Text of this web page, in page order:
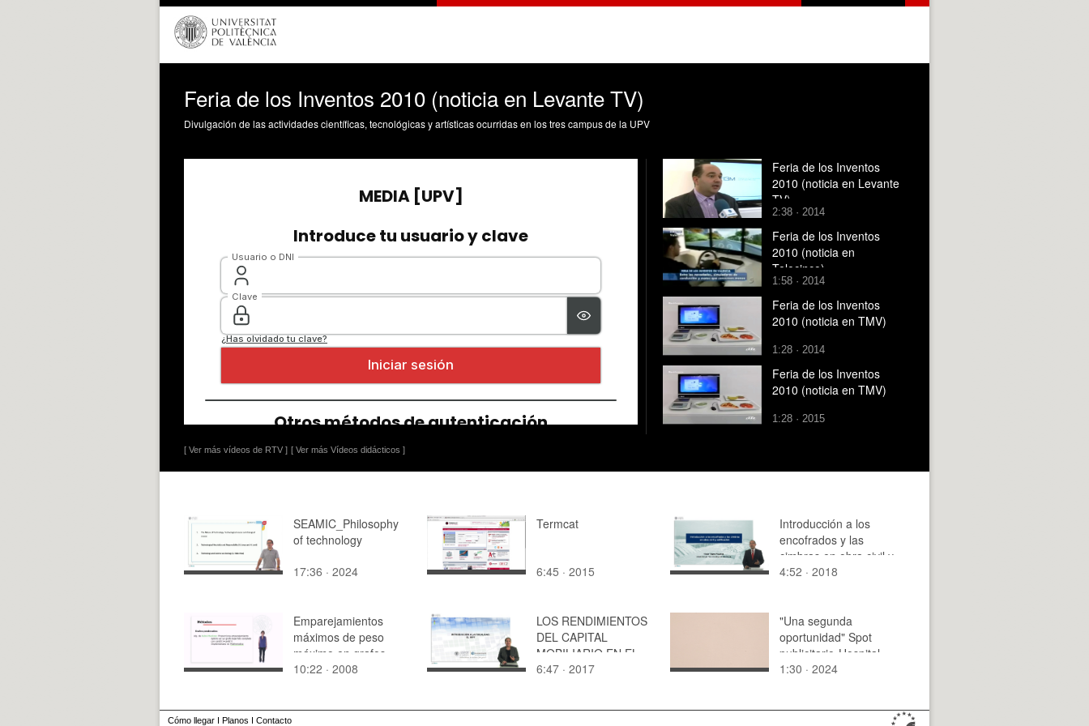
Feria de los Inventos 2010 (noticia en Levante TV)
Divulgación de las actividades científicas, tecnológicas y artísticas ocurridas en los tres campus de la UPV
[ Ver más vídeos de RTV ] [ Ver más Vídeos didácticos ]
Feria de los Inventos
2010 (noticia en Levante
TV)
2:38 · 2014
Feria de los Inventos
2010 (noticia en
Telecinco)
1:58 · 2014
Feria de los Inventos
2010 (noticia en TMV)
1:28 · 2014
Feria de los Inventos
2010 (noticia en TMV)
1:28 · 2015
SEAMIC_Philosophy
of technology
17:36 · 2024
Termcat
6:45 · 2015
Introducción a los
encofrados y las
cimbras en obra civil y
edificación. Video
4:52 · 2018
Emparejamientos
máximos de peso
máximo en grafos
bipartidos. Ejemplo
10:22 · 2008
LOS RENDIMIENTOS
DEL CAPITAL
MOBILIARIO EN EL
IRPF
6:47 · 2017
"Una segunda
oportunidad" Spot
publicitario-Hospital
botànic.
1:30 · 2024
Cómo llegar I Planos I Contacto